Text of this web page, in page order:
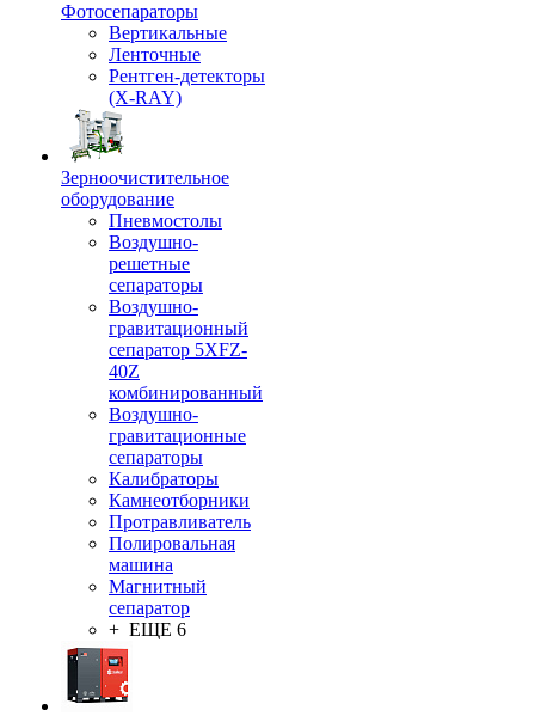
Фотосепараторы
Вертикальные
Ленточные
Рентген-детекторы
(X-RAY)
Зерноочистительное
оборудование
Пневмостолы
Воздушно-
решетные
сепараторы
Воздушно-
гравитационный
сепаратор 5XFZ-
40Z
комбинированный
Воздушно-
гравитационные
сепараторы
Калибраторы
Камнеотборники
Протравливатель
Полировальная
машина
Магнитный
сепаратор
+ ЕЩЕ 6